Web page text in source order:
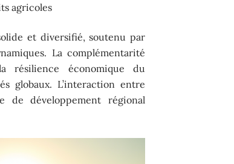
agricoles
et diversifié, soutenu par
La complémentarité
résilience économique du
globaux. L’interaction entre
développement régional